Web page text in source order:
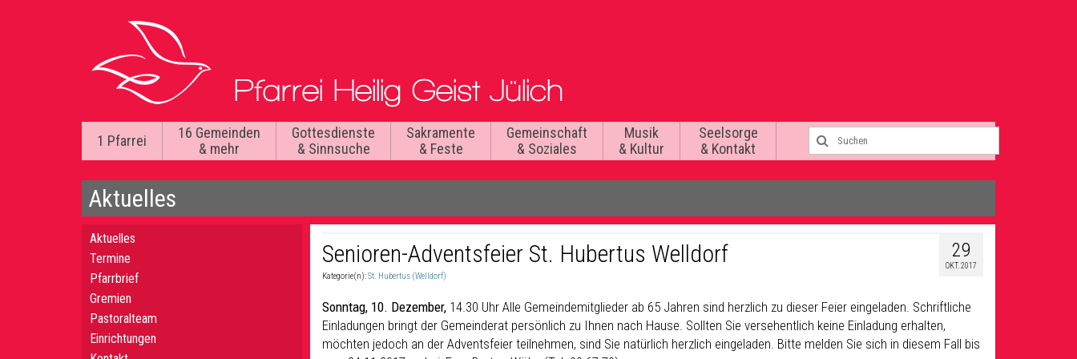
1 Pfarrei
16 Gemeinden
& mehr
Gottesdienste
& Sinnsuche
Sakramente
& Feste
Gemeinschaft
& Soziales
Musik
& Kultur
Seelsorge
& Kontakt
Aktuelles
29
OKT. 2017
Senioren-Adventsfeier St. Hubertus Welldorf
Kategorie(n):St. Hubertus (Welldorf)
Sonntag, 10. Dezember, 14.30 Uhr Alle Gemeindemitglieder ab 65 Jahren sind herzlich zu dieser Feier eingeladen. Schriftliche
Einladungen bringt der Gemeinderat persönlich zu Ihnen nach Hause. Sollten Sie versehentlich keine Einladung erhalten,
möchten jedoch an der Adventsfeier teilnehmen, sind Sie natürlich herzlich eingeladen. Bitte melden Sie sich in diesem Fall bis
Aktuelles
Termine
Pfarrbrief
Gremien
Pastoralteam
Einrichtungen